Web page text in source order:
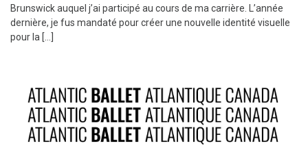
Brunswick auquel j’ai participé au cours de ma carrière. L’année
dernière, je fus mandaté pour créer une nouvelle identité visuelle
pour la […]